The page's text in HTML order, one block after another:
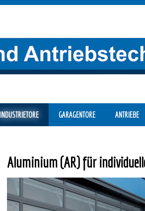
INDUSTRIETORE GARAGENTORE ANTRIEBE
Aluminium (AR) für